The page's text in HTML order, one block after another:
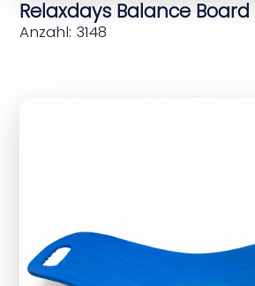
Relaxdays Balance Board
Anzahl: 3148